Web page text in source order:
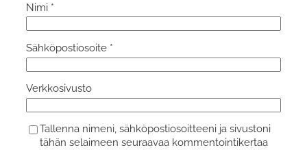
Nimi *
Sähköpostiosoite *
Verkkosivusto
Tallenna nimeni, sähköpostiosoitteeni ja sivustoni
tähän selaimeen seuraavaa kommentointikertaa